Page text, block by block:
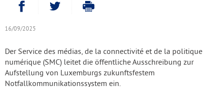
Auf Facebook teilen- Neues Fenster
Auf Twitter teilen
16/09/2025
Der Service des médias, de la connectivité et de la politique
numérique (SMC) leitet die öffentliche Ausschreibung zur
Aufstellung von Luxemburgs zukunftsfestem
Notfallkommunikationssystem ein.